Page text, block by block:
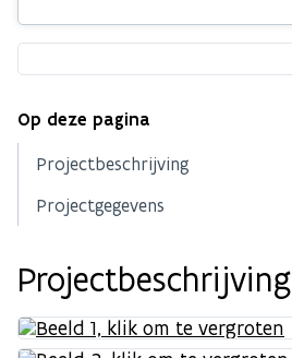
Op deze pagina
Projectbeschrijving
Projectgegevens
Projectbeschrijving